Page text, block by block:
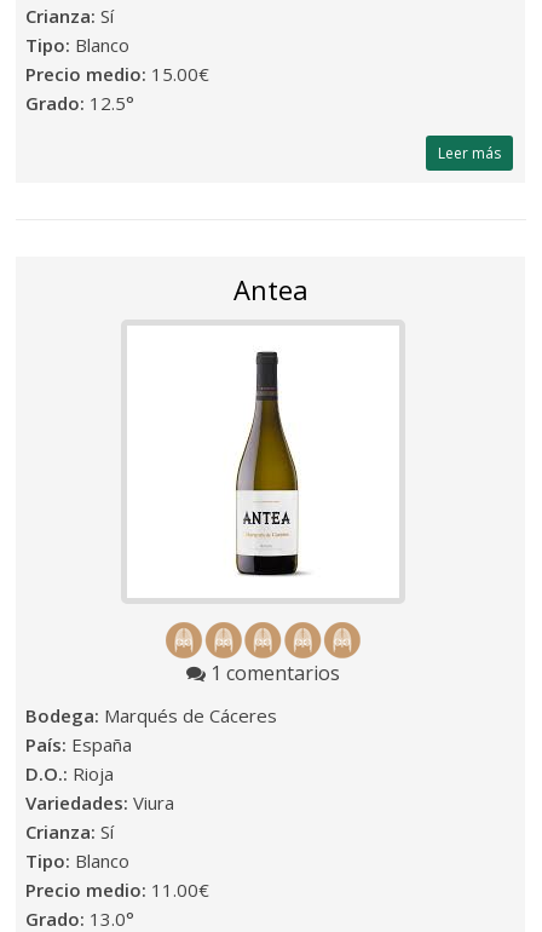
Crianza:Sí
Tipo: Blanco
Precio medio: 15.00€
Grado: 12.5°
Leer más
Antea
1 comentarios
Bodega: Marqués de Cáceres
País: España
D.O.: Rioja
Variedades:Viura
Crianza:Sí
Tipo: Blanco
Precio medio: 11.00€
Grado: 13.0°